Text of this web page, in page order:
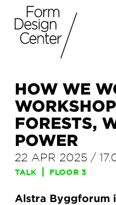
HOW WE
FORESTS,
POWER
22 APR 2025 /
TALK FLOOR 3
Alstra Byggforum